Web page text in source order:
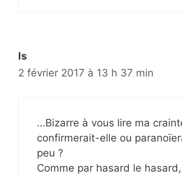
ls
2 février 2017 à 13 h 37 min
…Bizarre à vous lire ma
confirmerait-elle ou
peu ?
Comme par hasard le